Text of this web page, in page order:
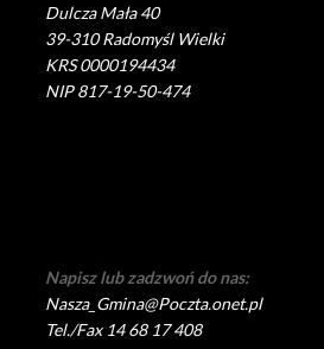
Dulcza Mała 40
39-310 Radomyśl Wielki
KRS 0000194434
NIP 817-19-50-474
Napisz lub zadzwoń do nas:
Nasza_Gmina@Poczta.onet.pl
Tel./Fax 14 68 17 408